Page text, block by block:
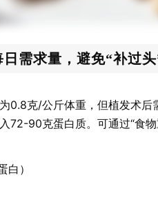
需求量，避免“补过
0.8克/公斤体重，但植发术
72-90克蛋白质。可通过“食
）